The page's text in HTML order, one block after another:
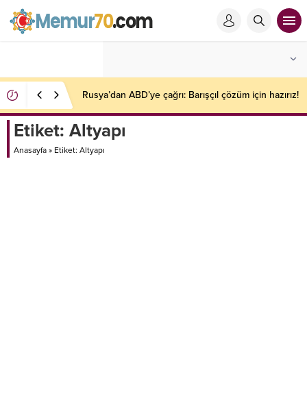
Rusya’dan ABD’ye çağrı: Barışçıl çözüm için hazırız!
Etiket: Altyapı
Anasayfa » Etiket: Altyapı